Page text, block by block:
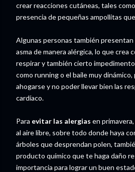
crear reacciones cutáneas, tales
presencia de pequeñas ampollitas
Algunas personas también
asma de manera alérgica, lo que crea
respirar y también cierto
como running o el baile muy dinámico,
ahogarse y no poder llevar bien las
cardíaco.
Para evitar las alergias en
al aire libre, sobre todo donde haya
árboles que desprendan polen,
producto químico que te haga daño
importancia para lograr un buen